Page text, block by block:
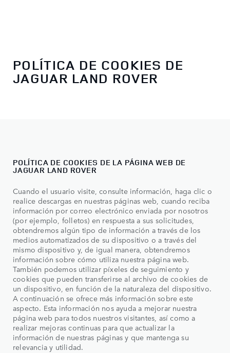
POLÍTICA DE COOKIES DE
JAGUAR LAND ROVER
POLÍTICA DE COOKIES DE LA PÁGINA WEB DE
JAGUAR LAND ROVER
Cuando el usuario visite, consulte información, haga clic o
realice descargas en nuestras páginas web, cuando reciba
información por correo electrónico enviada por nosotros
(por ejemplo, folletos) en respuesta a sus solicitudes,
obtendremos algún tipo de información a través de los
medios automatizados de su dispositivo o a través del
mismo dispositivo y, de igual manera, obtendremos
información sobre cómo utiliza nuestra página web.
También podemos utilizar píxeles de seguimiento y
cookies que pueden transferirse al archivo de cookies de
un dispositivo, en función de la naturaleza del dispositivo.
A continuación se ofrece más información sobre este
aspecto. Esta información nos ayuda a mejorar nuestra
página web para todos nuestros visitantes, así como a
realizar mejoras continuas para que actualizar la
información de nuestras páginas y que mantenga su
relevancia y utilidad.